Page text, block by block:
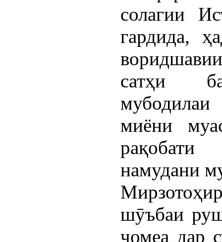
солагии
гардида,
сатҳи
миёни
намудани
шӯъбаи
ҷомеа дар